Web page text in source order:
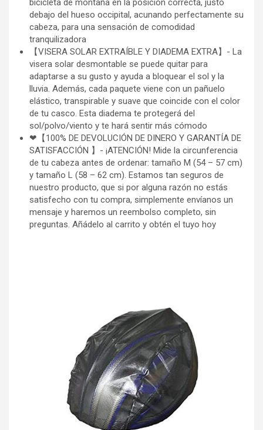
bicicleta de montaña en la posición correcta, justo
debajo del hueso occipital, acunando perfectamente su
cabeza, para una sensación de comodidad
tranquilizadora
【VISERA SOLAR EXTRAÍBLE Y DIADEMA EXTRA】- La
visera solar desmontable se puede quitar para
adaptarse a su gusto y ayuda a bloquear el sol y la
lluvia. Además, cada paquete viene con un pañuelo
elástico, transpirable y suave que coincide con el color
de tu casco. Esta diadema te protegerá del
sol/polvo/viento y te hará sentir más cómodo
❤【100% DE DEVOLUCIÓN DE DINERO Y GARANTÍA DE
SATISFACCIÓN 】- ¡ATENCIÓN! Mide la circunferencia
de tu cabeza antes de ordenar: tamaño M (54 – 57 cm)
y tamaño L (58 – 62 cm). Estamos tan seguros de
nuestro producto, que si por alguna razón no estás
satisfecho con tu compra, simplemente envíanos un
mensaje y haremos un reembolso completo, sin
preguntas. Añádelo al carrito y obtén el tuyo hoy